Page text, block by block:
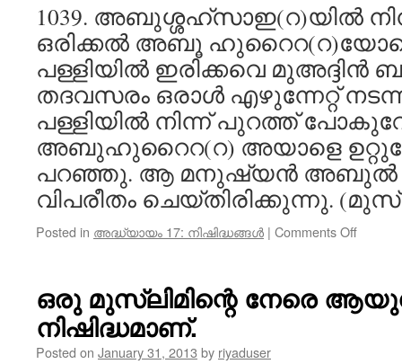
1039. അബുശ്ശഹ്‌സാഇ(റ)യിൽ
ഒരിക്കൽ അബൂ
പള്ളിയിൽ ഇരിക്കവെ മുഅദ്ദിൻ
തദവസരം ഒരാൾ എഴുന്നേറ്റ്
പള്ളിയിൽ നിന്ന് പുറത്ത്
അബുഹുറൈറ(റ) അയാളെ
പറഞ്ഞു. ആ മനുഷ്യൻ അബുൽ
വിപരീതം ചെയ്തിരിക്കുന്നു.
Posted in അദ്ധ്യായം 17: നിഷിദ്ധങ്ങൾ | Comments Offon
നിന്ന്
ഒരു മുസ്‌ലിമിന്റെ നേരെ
നിഷിദ്ധമാണ്.
Posted on January 31, 2013 by riyaduser